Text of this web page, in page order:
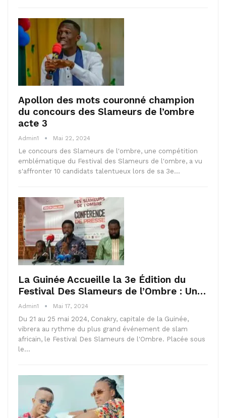
Apollon des mots couronné champion
du concours des Slameurs de l’ombre
acte 3
Admin1 Mai 22, 2024
Le concours des Slameurs de l'ombre, une compétition
emblématique du Festival des Slameurs de l'ombre, a vu
s'affronter 10 candidats talentueux lors de sa 3e…
La Guinée Accueille la 3e Édition du
Festival Des Slameurs de l’Ombre : Un…
Admin1 Mai 17, 2024
Du 21 au 25 mai 2024, Conakry, capitale de la Guinée,
vibrera au rythme du plus grand événement de slam
africain, le Festival Des Slameurs de l'Ombre. Placée sous
le…